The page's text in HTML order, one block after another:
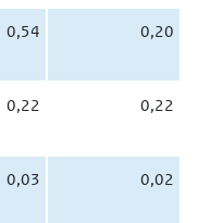
0,54 0,20
0,22 0,22
0,03 0,02